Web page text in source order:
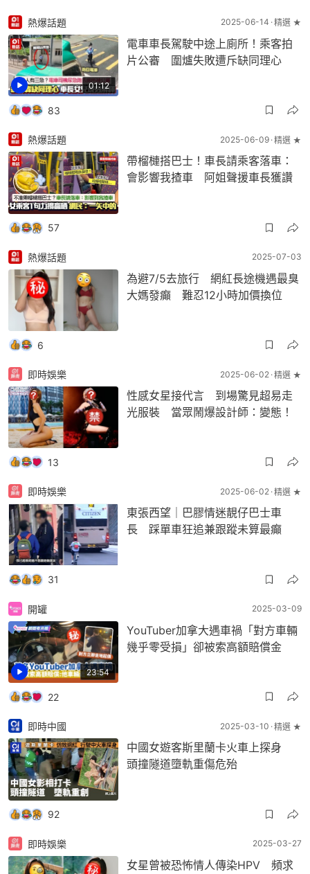
01:12
熱爆話題 2025-06-14 精選 ★
電車車長駕駛中途上廁所！乘客拍
片公審 圍爐失敗遭斥缺同理心
83
熱爆話題 2025-06-09 精選 ★
帶榴槤搭巴士！車長請乘客落車：
會影響我揸車 阿姐聲援車長獲讚
57
熱爆話題 2025-07-03
為避7/5去旅行 網紅長途機遇最臭
大媽發癲 難忍12小時加價換位
6
即時娛樂 2025-06-02 精選 ★
性感女星接代言 到場驚見超易走
光服裝 當眾鬧爆設計師：變態！
13
即時娛樂 2025-06-02 精選 ★
東張西望｜巴膠情迷靚仔巴士車
長 踩單車狂追兼跟蹤未算最癲
31
23:54
開罐 2025-03-09
YouTuber加拿大遇車禍「對方車輛
幾乎零受損」卻被索高額賠償金
22
即時中國 2025-03-10 精選 ★
中國女遊客斯里蘭卡火車上探身
頭撞隧道墮軌重傷危殆
92
即時娛樂 2025-03-27
女星曾被恐怖情人傳染HPV 頻求